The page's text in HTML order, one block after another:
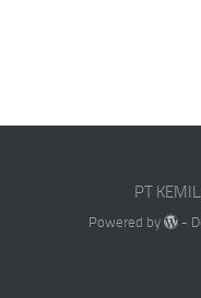
PT
Powered by -